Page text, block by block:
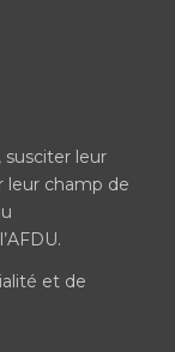
leur
leur champ de
et de